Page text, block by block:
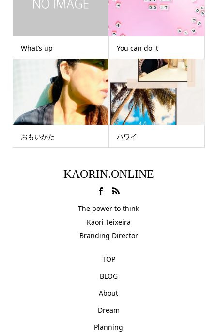
What’s up You can do it
おもいかた ハワイ
KAORIN.ONLINE
The power to think
Kaori Teixeira
Branding Director
TOP
BLOG
About
Dream
Planning